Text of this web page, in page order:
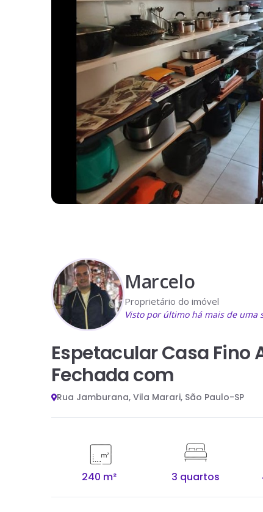
Marcelo
Proprietário do imóvel
Visto por último há mais de uma
Espetacular Casa Fino
Fechada com
Rua Jamburana, Vila Marari, São Paulo-SP
240 m² 3 quartos